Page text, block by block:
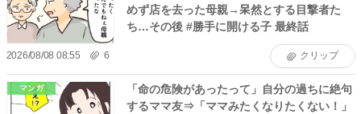
めず店を去った母親→呆然とする目撃者た
ち…その後 #勝手に開ける子 最終話
2026/08/08 08:55 6 クリップ
マンガ
「命の危険があったって」自分の過ちに絶句
するママ友⇒「ママみたくなりたくない！」